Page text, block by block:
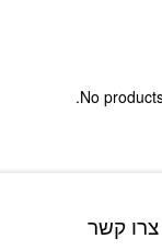
No
צרו קשר